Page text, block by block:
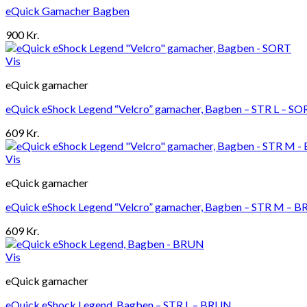
eQuick Gamacher Bagben
900Kr.
Vis
eQuick gamacher
eQuick eShock Legend “Velcro” gamacher, Bagben – STR L –
609Kr.
Vis
eQuick gamacher
eQuick eShock Legend “Velcro” gamacher, Bagben – STR M –
609Kr.
Vis
eQuick gamacher